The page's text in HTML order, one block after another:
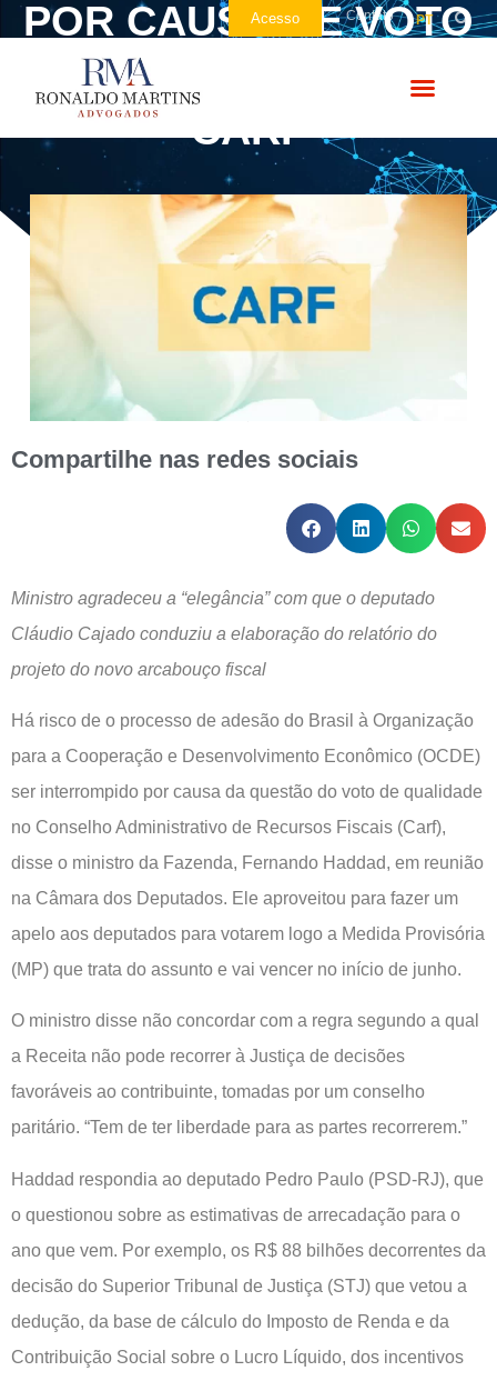
Acesso Contato PT
POR CAUSA DE VOTO
DE QUALIDADE NO
CARF
Compartilhe nas redes sociais
Ministro agradeceu a “elegância” com que o deputado
Cláudio Cajado conduziu a elaboração do relatório do
projeto do novo arcabouço fiscal
Há risco de o processo de adesão do Brasil à Organização
para a Cooperação e Desenvolvimento Econômico (OCDE)
ser interrompido por causa da questão do voto de qualidade
no Conselho Administrativo de Recursos Fiscais (Carf),
disse o ministro da Fazenda, Fernando Haddad, em reunião
na Câmara dos Deputados. Ele aproveitou para fazer um
apelo aos deputados para votarem logo a Medida Provisória
(MP) que trata do assunto e vai vencer no início de junho.
O ministro disse não concordar com a regra segundo a qual
a Receita não pode recorrer à Justiça de decisões
favoráveis ao contribuinte, tomadas por um conselho
paritário. “Tem de ter liberdade para as partes recorrerem.”
Haddad respondia ao deputado Pedro Paulo (PSD-RJ), que
o questionou sobre as estimativas de arrecadação para o
ano que vem. Por exemplo, os R$ 88 bilhões decorrentes da
decisão do Superior Tribunal de Justiça (STJ) que vetou a
dedução, da base de cálculo do Imposto de Renda e da
Contribuição Social sobre o Lucro Líquido, dos incentivos